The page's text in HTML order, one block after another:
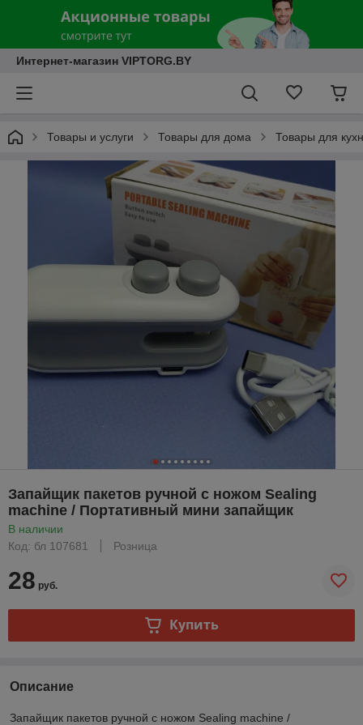
Интернет-магазин VIPTORG.BY
Товары и услуги Товары для дома Товары для
Запайщик пакетов ручной с ножом Sealing
machine / Портативный мини запайщик
В наличии
Код: бл 107681
Розница
28 руб.
Купить
Описание
Запайщик пакетов ручной с ножом Sealing machine /